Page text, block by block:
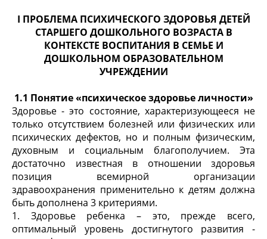
І ПРОБЛЕМА ПСИХИЧЕСКОГО ЗДОРОВЬЯ ДЕТЕЙ
СТАРШЕГО ДОШКОЛЬНОГО ВОЗРАСТА В
КОНТЕКСТЕ ВОСПИТАНИЯ В СЕМЬЕ И
ДОШКОЛЬНОМ ОБРАЗОВАТЕЛЬНОМ
УЧРЕЖДЕНИИ
1.1 Понятие «психическое здоровье личности»
Здоровье - это состояние, характеризующееся не
только отсутствием болезней или физических или
психических дефектов, но и полным физическим,
духовным и социальным благополучием. Эта
достаточно известная в отношении здоровья
позиция всемирной организации
здравоохранения применительно к детям должна
быть дополнена 3 критериями.
1. Здоровье ребенка – это, прежде всего,
оптимальный уровень достигнутого развития -